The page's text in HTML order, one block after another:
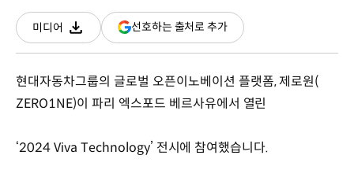
미디어
다운로드
선호하는 출처로 추가(새
창
현대자동차그룹의 글로벌 오픈이노베이션 플랫폼, 제로원(
ZERO1NE)이 파리 엑스포드 베르사유에서 열린
‘2024 Viva Technology’ 전시에 참여했습니다.